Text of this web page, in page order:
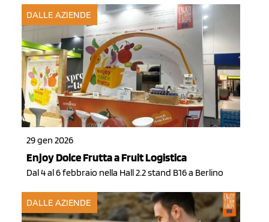
DALLE AZIENDE
29 gen 2026
Enjoy Dolce Frutta a Fruit Logistica
Dal 4 al 6 febbraio nella Hall 2.2 stand B16 a Berlino
DALLE AZIENDE